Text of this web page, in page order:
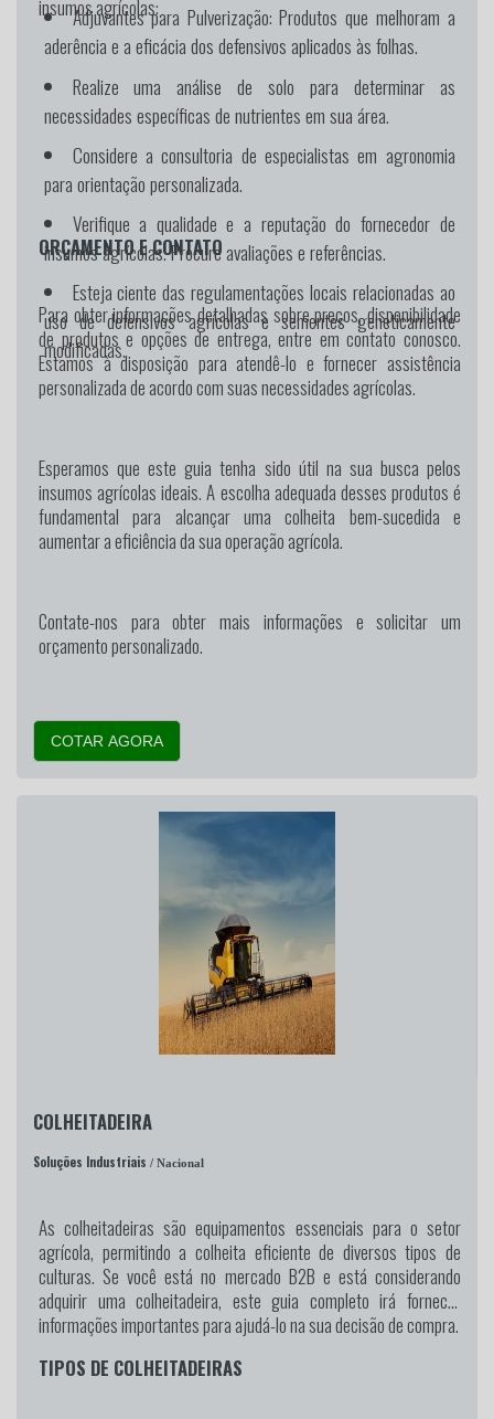
Adjuvantes para Pulverização: Produtos que melhoram a
aderência e a eficácia dos defensivos aplicados às folhas.
insumos agrícolas:
Realize uma análise de solo para determinar as
necessidades específicas de nutrientes em sua área.
Considere a consultoria de especialistas em agronomia
para orientação personalizada.
Verifique a qualidade e a reputação do fornecedor de
insumos agrícolas. Procure avaliações e referências.
Esteja ciente das regulamentações locais relacionadas ao
uso de defensivos agrícolas e sementes geneticamente
modificadas.
ORÇAMENTO E CONTATO
Para obter informações detalhadas sobre preços, disponibilidade
de produtos e opções de entrega, entre em contato conosco.
Estamos à disposição para atendê-lo e fornecer assistência
personalizada de acordo com suas necessidades agrícolas.
Esperamos que este guia tenha sido útil na sua busca pelos
insumos agrícolas ideais. A escolha adequada desses produtos é
fundamental para alcançar uma colheita bem-sucedida e
aumentar a eficiência da sua operação agrícola.
Contate-nos para obter mais informações e solicitar um
orçamento personalizado.
COTAR AGORA
COLHEITADEIRA
Soluções Industriais / Nacional
As colheitadeiras são equipamentos essenciais para o setor
agrícola, permitindo a colheita eficiente de diversos tipos de
culturas. Se você está no mercado B2B e está considerando
adquirir uma colheitadeira, este guia completo irá fornecer
informações importantes para ajudá-lo na sua decisão de compra.
TIPOS DE COLHEITADEIRAS